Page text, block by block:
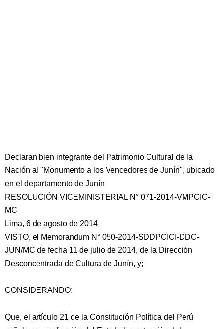
Declaran bien integrante del Patrimonio Cultural de la
Nación al "Monumento a los Vencedores de Junín", ubicado
en el departamento de Junín
RESOLUCIÓN VICEMINISTERIAL N° 071-2014-VMPCIC-
MC
Lima, 6 de agosto de 2014
VISTO, el Memorandum N° 050-2014-SDDPCICI-DDC-
JUN/MC de fecha 11 de julio de 2014, de la Dirección
Desconcentrada de Cultura de Junín, y;
CONSIDERANDO:
Que, el artículo 21 de la Constitución Política del Perú